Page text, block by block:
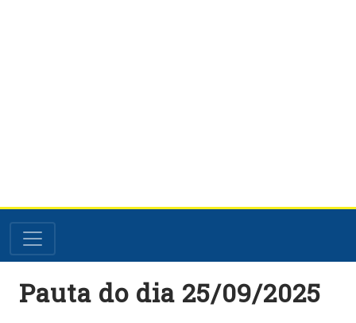
content
Pauta do dia 25/09/2025